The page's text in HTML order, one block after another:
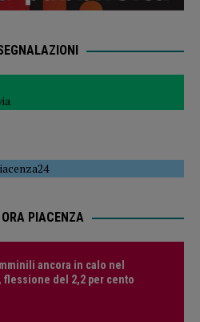
PIACENZA
ancora in calo nel
flessione del 2,2 per cento